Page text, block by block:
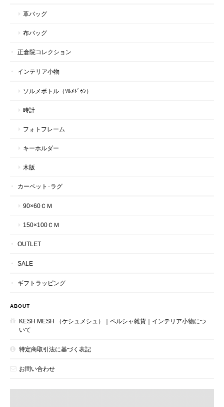
革バッグ
布バッグ
正倉院コレクション
インテリア小物
ソルメボトル（ｿﾙﾒﾄﾞｩﾝ）
時計
フォトフレーム
キーホルダー
木版
カーペット･ラグ
90×60ＣＭ
150×100ＣＭ
OUTLET
SALE
ギフトラッピング
ABOUT
KESH MESH （ケシュメシュ）｜ペルシャ雑貨｜インテリア小物につ
いて
特定商取引法に基づく表記
お問い合わせ